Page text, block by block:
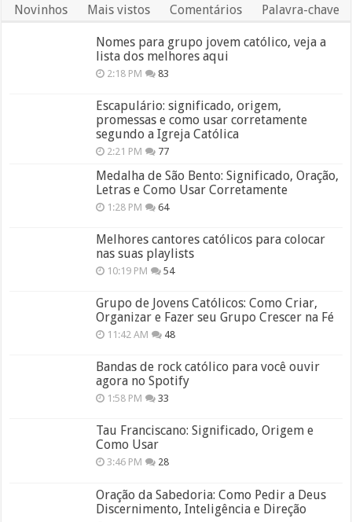
Novinhos Mais vistos Comentários Palavra-chave
Nomes para grupo jovem católico, veja a
lista dos melhores aqui
2:18 PM 83
Escapulário: significado, origem,
promessas e como usar corretamente
segundo a Igreja Católica
2:21 PM 77
Medalha de São Bento: Significado, Oração,
Letras e Como Usar Corretamente
1:28 PM 64
Melhores cantores católicos para colocar
nas suas playlists
10:19 PM 54
Grupo de Jovens Católicos: Como Criar,
Organizar e Fazer seu Grupo Crescer na Fé
11:42 AM 48
Bandas de rock católico para você ouvir
agora no Spotify
1:58 PM 33
Tau Franciscano: Significado, Origem e
Como Usar
3:46 PM 28
Oração da Sabedoria: Como Pedir a Deus
Discernimento, Inteligência e Direção